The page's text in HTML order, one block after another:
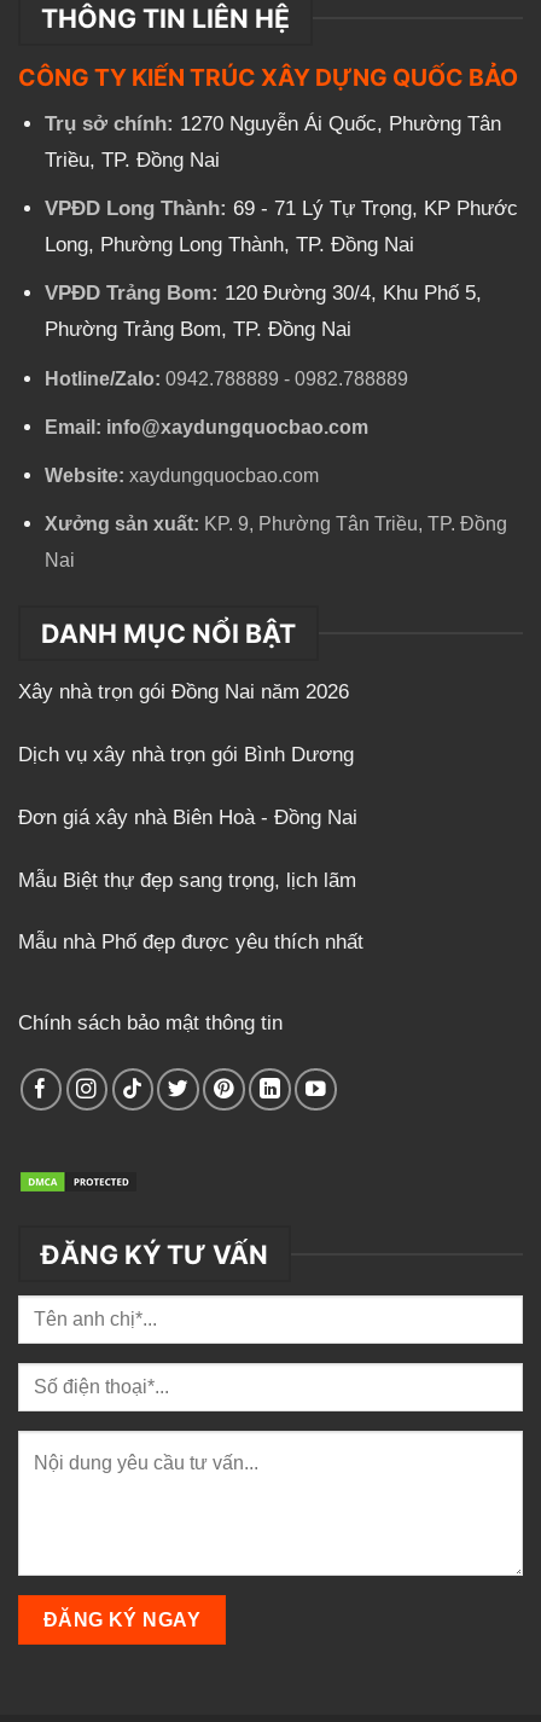
THÔNG TIN LIÊN HỆ
CÔNG TY KIẾN TRÚC XÂY DỰNG QUỐC BẢO
Trụ sở chính: 1270 Nguyễn Ái Quốc, Phường Tân
Triều, TP. Đồng Nai
VPĐD Long Thành: 69 - 71 Lý Tự Trọng, KP Phước
Long, Phường Long Thành, TP. Đồng Nai
VPĐD Trảng Bom: 120 Đường 30/4, Khu Phố 5,
Phường Trảng Bom, TP. Đồng Nai
Hotline/Zalo: 0942.788889 - 0982.788889
Email: info@xaydungquocbao.com
Website: xaydungquocbao.com
Xưởng sản xuất: KP. 9, Phường Tân Triều, TP. Đồng
Nai
DANH MỤC NỔI BẬT
Xây nhà trọn gói Đồng Nai năm 2026
Dịch vụ xây nhà trọn gói Bình Dương
Đơn giá xây nhà Biên Hoà - Đồng Nai
Mẫu Biệt thự đẹp sang trọng, lịch lãm
Mẫu nhà Phố đẹp được yêu thích nhất
Chính sách bảo mật thông tin
ĐĂNG KÝ TƯ VẤN